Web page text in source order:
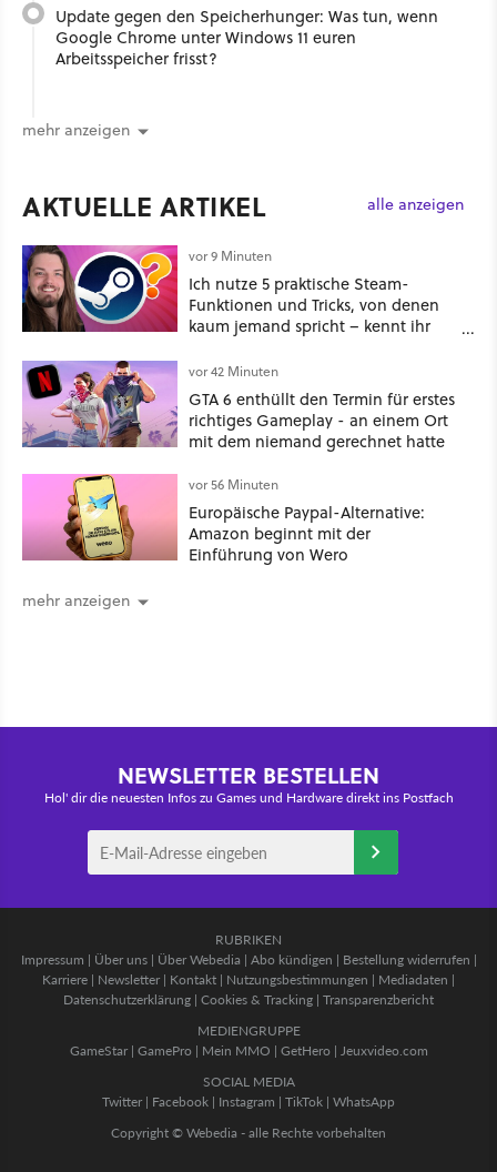
Update gegen den Speicherhunger: Was tun, wenn
Google Chrome unter Windows 11 euren
Arbeitsspeicher frisst?
mehr anzeigen
AKTUELLE ARTIKEL alle anzeigen
vor 9 Minuten
Ich nutze 5 praktische Steam-
Funktionen und Tricks, von denen
kaum jemand spricht – kennt ihr
vor 42 Minuten
GTA 6 enthüllt den Termin für erstes
richtiges Gameplay - an einem Ort
mit dem niemand gerechnet hatte
vor 56 Minuten
Europäische Paypal-Alternative:
Amazon beginnt mit der
Einführung von Wero
mehr anzeigen
NEWSLETTER BESTELLEN
Hol' dir die neuesten Infos zu Games und Hardware direkt ins Postfach
RUBRIKEN
Impressum | Über uns| Über Webedia | Abo kündigen | Bestellung widerrufen |
Karriere | Newsletter | Kontakt | Nutzungsbestimmungen | Mediadaten |
Datenschutzerklärung | Cookies & Tracking | Transparenzbericht
MEDIENGRUPPE
GameStar| GamePro | Mein MMO | GetHero | Jeuxvideo.com
SOCIAL MEDIA
Twitter | Facebook | Instagram | TikTok | WhatsApp
Copyright © Webedia - alle Rechte vorbehalten